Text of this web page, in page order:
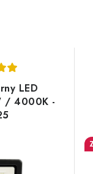
LED
/ 4000K -